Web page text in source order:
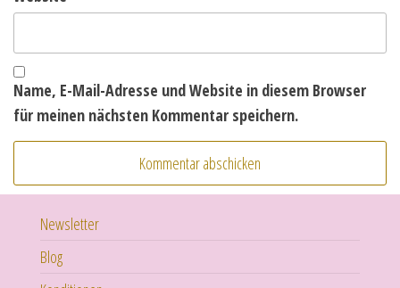
Name, E-Mail-Adresse und Website in diesem Browser
für meinen nächsten Kommentar speichern.
Newsletter
Blog